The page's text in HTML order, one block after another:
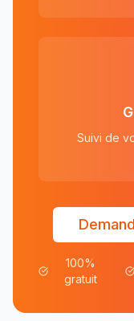
Suivi de
100%
gratuit